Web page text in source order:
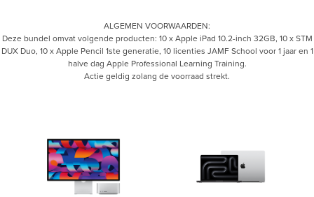
ALGEMEN VOORWAARDEN:
Deze bundel omvat volgende producten: 10 x Apple iPad 10.2-inch 32GB, 10 x STM
DUX Duo, 10 x Apple Pencil 1ste generatie, 10 licenties JAMF School voor 1 jaar en 1
halve dag Apple Professional Learning Training.
Actie geldig zolang de voorraad strekt.